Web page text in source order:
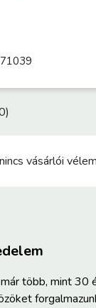
vásárlói
több, mint 30